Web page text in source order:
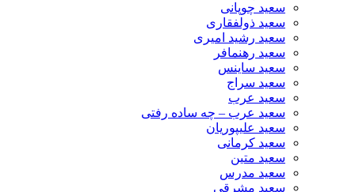
سعید چوپانی
سعید ذولفقاری
سعید رشید امیری
سعید رهنمافر
سعید ساینس
سعید سراج
سعید عرب
سعید عرب – چه ساده رفتی
سعید علیپوریان
سعید کرمانی
سعید متین
سعید مدرس
سعید مشرقی